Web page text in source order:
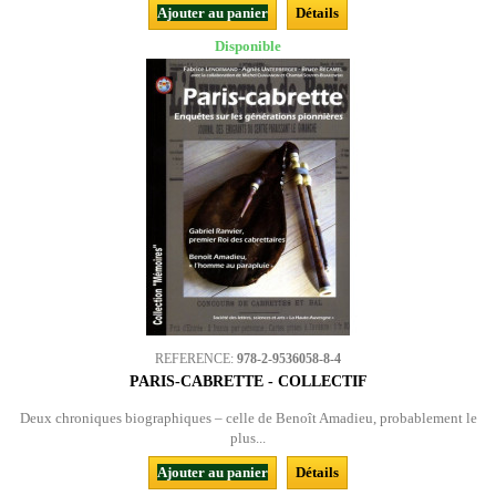
Ajouter au panier
Détails
Disponible
REFERENCE: 978-2-9536058-8-4
PARIS-CABRETTE - COLLECTIF
Deux chroniques biographiques – celle de Benoît Amadieu, probablement le
plus...
Ajouter au panier Détails